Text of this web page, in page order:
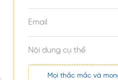
Mọi thắc mắc và